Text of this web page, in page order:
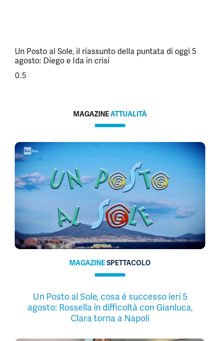
Un Posto al Sole, il riassunto della puntata di oggi 5
agosto: Diego e Ida in crisi
MAGAZINEATTUALITÀ
MAGAZINESPETTACOLO
Un Posto al Sole, cosa è successo ieri 5
agosto: Rossella in difficoltà con Gianluca,
Clara torna a Napoli